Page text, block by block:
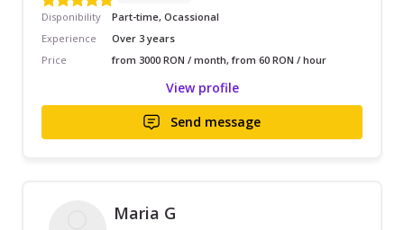
Disponibility
Part-time, Ocassional
Experience
Over 3 years
Price
from 3000 RON / month, from 60 RON / hour
View profile
Send message
Maria G